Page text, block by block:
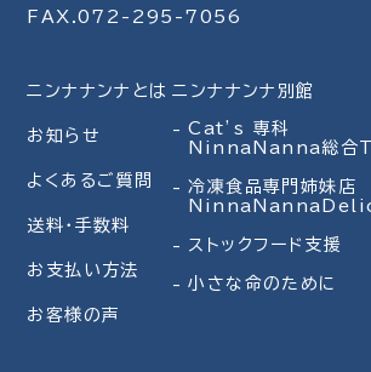
FAX.072-295-7056
ニンナナンナとは
お知らせ
よくあるご質問
送料・手数料
お支払い方法
お客様の声
ニンナナンナ別館
Cat’s 専科
NinnaNanna総合
冷凍食品専門姉妹店
ストックフード支援
小さな命のために